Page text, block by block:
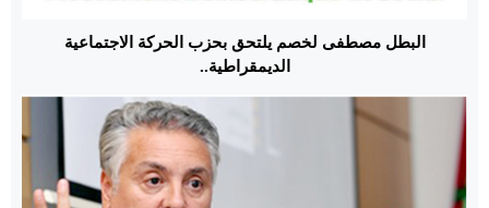
البطل مصطفى لخصم يلتحق بحزب الحركة الاجتماعية
الديمقراطية..